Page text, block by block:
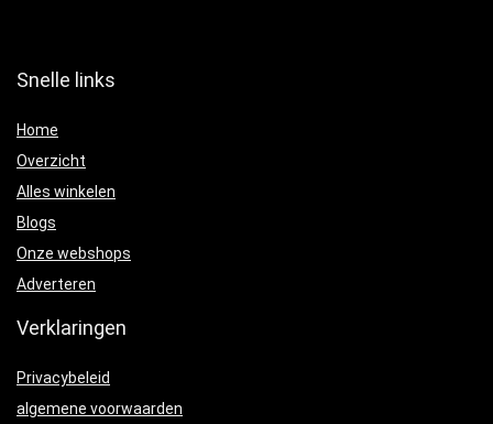
Snelle links
Home
Overzicht
Alles winkelen
Blogs
Onze webshops
Adverteren
Verklaringen
Privacybeleid
algemene voorwaarden